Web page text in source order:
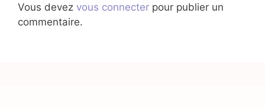
Vous devez vous connecter pour publier un
commentaire.